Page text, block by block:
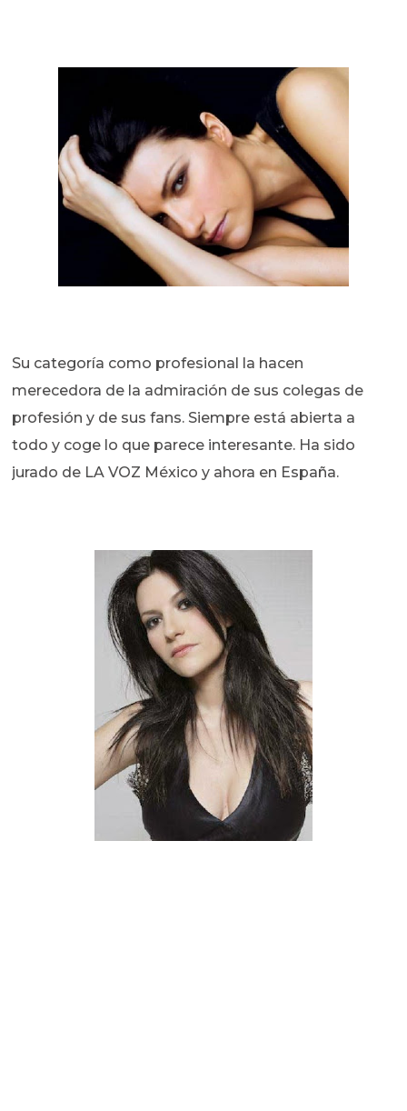
Su categoría como profesional la hacen
merecedora de la admiración de sus colegas de
profesión y de sus fans. Siempre está abierta a
todo y coge lo que parece interesante. Ha sido
jurado de LA VOZ México y ahora en España.